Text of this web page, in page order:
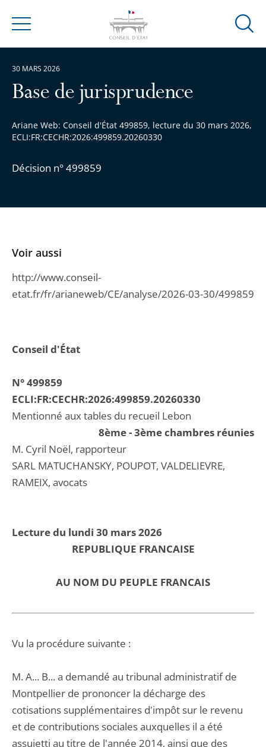
Menu
Ouvrir
Base de jurisprudence
Ariane Web: Conseil d'État 499859, lecture du 30 mars 2026,
ECLI:FR:CECHR:2026:499859.20260330
Décision n° 499859
30 MARS 2026
Conseil d'État
N° 499859
ECLI:FR:CECHR:2026:499859.20260330
Mentionné aux tables du recueil Lebon
8ème - 3ème chambres réunies
M. Cyril Noël, rapporteur
SARL MATUCHANSKY, POUPOT, VALDELIEVRE,
RAMEIX, avocats
Lecture du lundi 30 mars 2026
REPUBLIQUE FRANCAISE
AU NOM DU PEUPLE FRANCAIS
Vu la procédure suivante :
M. A... B... a demandé au tribunal administratif de
Montpellier de prononcer la décharge des
cotisations supplémentaires d'impôt sur le revenu
et de contributions sociales auxquelles il a été
assujetti au titre de l'année 2014, ainsi que des
Voir aussi
http://www.conseil-
etat.fr/fr/arianeweb/CE/analyse/2026-03-30/499859